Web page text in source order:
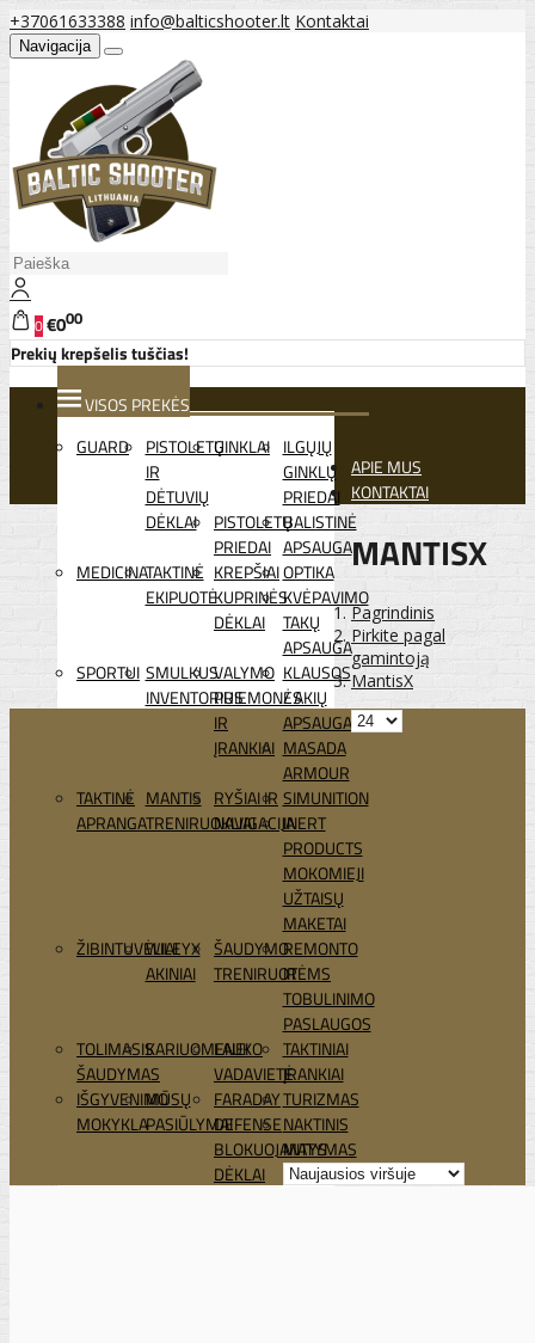
+37061633388 info@balticshooter.lt Kontaktai
Navigacija
0€000
Prekių krepšelis tuščias!
VISOS PREKĖS
GUARD
PISTOLETŲ
IR
DĖTUVIŲ
DĖKLAI
GINKLAI ILGŲJŲ
GINKLŲ
PRIEDAI
PISTOLETŲ
PRIEDAI
BALISTINĖ
APSAUGA
MEDICINATAKTINĖ
EKIPUOTĖ
KREPŠIAI
KUPRINĖS
DĖKLAI
OPTIKA
KVĖPAVIMO
TAKŲ
APSAUGA
SPORTUI SMULKUS
INVENTORIUS
VALYMO
PRIEMONĖS
IR
ĮRANKIAI
KLAUSOS
/ AKIŲ
APSAUGA
MASADA
ARMOUR
TAKTINĖ
APRANGA
MANTIS
TRENIRUOKLIAI
RYŠIAI IR
NAVIGACIJA
SIMUNITION
INERT
PRODUCTS
MOKOMIEJI
UŽTAISŲ
MAKETAI
ŽIBINTUVĖLIAI
WILEYX
AKINIAI
ŠAUDYMO
TRENIRUOTĖMS
REMONTO
IR
TOBULINIMO
PASLAUGOS
TOLIMASIS
ŠAUDYMAS
KARIUOMENEI
LAUKO
VADAVIETĖ
TAKTINIAI
ĮRANKIAI
IŠGYVENIMO
MOKYKLA
MŪSŲ
PASIŪLYMAI
FARADAY
DEFENSE
BLOKUOJANTYS
DĖKLAI
TURIZMAS
NAKTINIS
MATYMAS
APIE MUS
KONTAKTAI
MANTISX
Pagrindinis
Pirkite pagal
gamintoją
MantisX